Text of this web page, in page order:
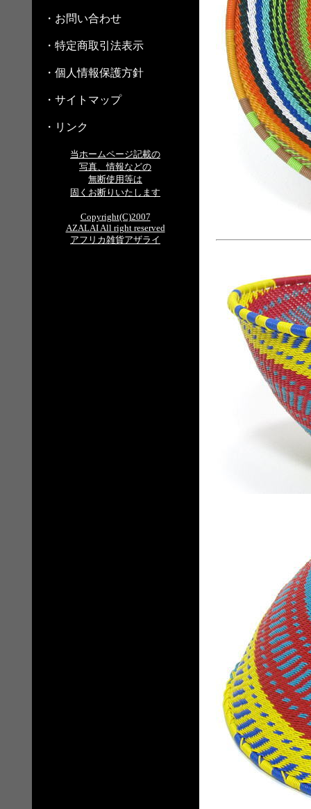
・お問い合わせ
・特定商取引法表示
・個人情報保護方針
・サイトマップ
・リンク
当ホームページ記載の
写真、情報などの
無断使用等は
固くお断りいたします
Copyright(C)2007
AZALAI All right reserved
アフリカ雑貨アザライ